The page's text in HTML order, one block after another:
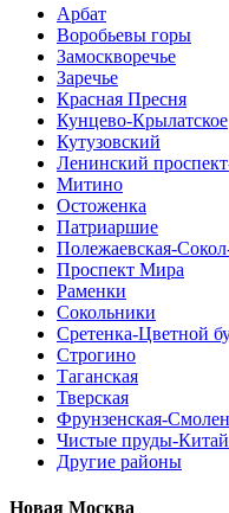
Арбат
Воробьевы горы
Замоскворечье
Заречье
Красная Пресня
Кунцево-Крылатское
Кутузовский
Ленинский
Митино
Остоженка
Патриаршие
Полежаевская-
Проспект Мира
Раменки
Сокольники
Сретенка-Цветной
Строгино
Таганская
Тверская
Фрунзенская-
Чистые пруды-
Другие районы
Новая Москва